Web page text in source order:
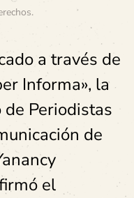
.
a través de
Informa», la
Periodistas
de
el